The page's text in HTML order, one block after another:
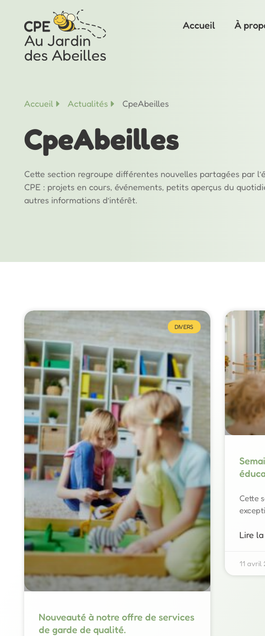
Accueil À
Accueil Actualités CpeAbeilles
CpeAbeilles
Cette section regroupe différentes nouvelles partagées par
CPE : projets en cours, événements, petits aperçus du
autres informations d’intérêt.
DIVERS
Nouveauté à notre offre de services
de garde de qualité.
Cette
Lire
11 avril